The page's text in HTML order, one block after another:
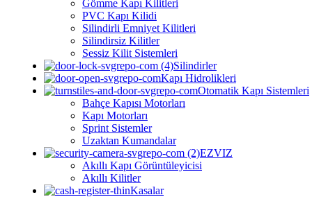
Gömme Kapı Kilitleri
PVC Kapı Kilidi
Silindirli Emniyet Kilitleri
Silindirsiz Kilitler
Sessiz Kilit Sistemleri
Silindirler
Kapı Hidrolikleri
Otomatik Kapı Sistemleri
Bahçe Kapısı Motorları
Kapı Motorları
Sprint Sistemler
Uzaktan Kumandalar
EZVIZ
Akıllı Kapı Görüntüleyicisi
Akıllı Kilitler
Kasalar